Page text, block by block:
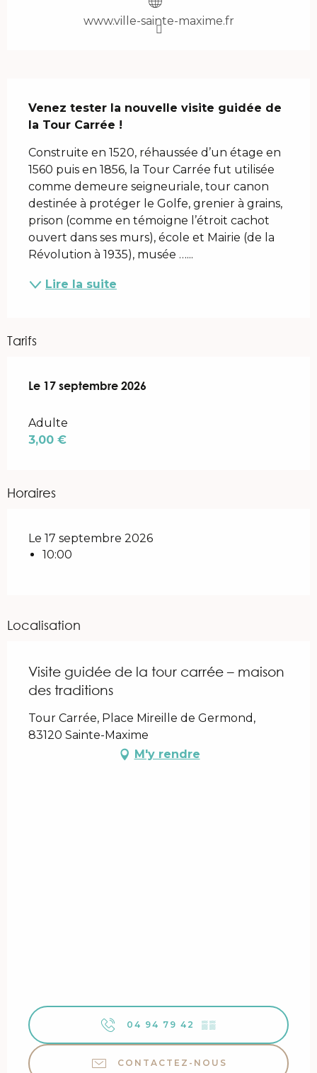
www.ville-sainte-maxime.fr
Venez tester la nouvelle visite guidée de
la Tour Carrée !
Construite en 1520, réhaussée d’un étage en
1560 puis en 1856, la Tour Carrée fut utilisée
comme demeure seigneuriale, tour canon
destinée à protéger le Golfe, grenier à grains,
prison (comme en témoigne l’étroit cachot
ouvert dans ses murs), école et Mairie (de la
Révolution à 1935), musée …...
Lire la suite
Tarifs
Le 17 septembre 2026
Le 17 septembre 2026
Adulte
3,00 €
Horaires
Le 17 septembre 2026
10:00
Localisation
Visite guidée de la tour carrée – maison
des traditions
Tour Carrée, Place Mireille de Germond,
83120 Sainte-Maxime
M'y rendre
04 94 79 42 ▒▒
CONTACTEZ-NOUS